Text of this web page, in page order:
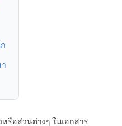
รือส่วนต่างๆ ในเอกสาร